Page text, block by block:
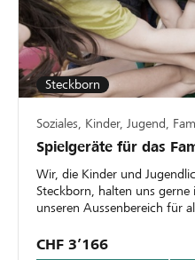
Steckborn
Soziales, Kinder, Jugend,
Spielgeräte für das
Wir, die Kinder und
Steckborn, halten uns
unseren Aussenbereich für
CHF 3’166